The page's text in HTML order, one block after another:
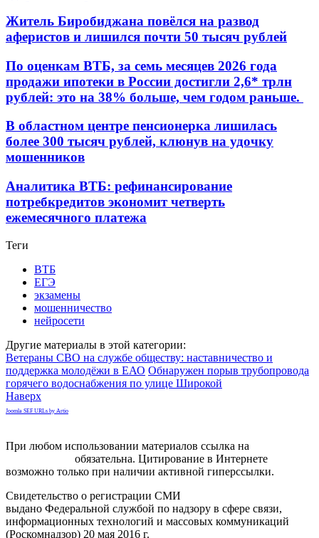
Житель Биробиджана повёлся на развод
аферистов и лишился почти 50 тысяч рублей
По оценкам ВТБ, за семь месяцев 2026 года
продажи ипотеки в России достигли 2,6* трлн
рублей: это на 38% больше, чем годом раньше.
В областном центре пенсионерка лишилась
более 300 тысяч рублей, клюнув на удочку
мошенников
Аналитика ВТБ: рефинансирование
потребкредитов экономит четверть
ежемесячного платежа
Теги
ВТБ
ЕГЭ
экзамены
мошенничество
нейросети
Другие материалы в этой категории:
Ветераны СВО на службе обществу: наставничество и
поддержка молодёжи в ЕАО Обнаружен порыв трубопровода
горячего водоснабжения по улице Широкой
Наверх
Joomla SEF URLs by Artio
При любом использовании материалов ссылка на
обязательна. Цитирование в Интернете
возможно только при наличии активной гиперссылки.
Свидетельство о регистрации СМИ
выдано Федеральной службой по надзору в сфере связи,
информационных технологий и массовых коммуникаций
(Роскомнадзор) 20 мая 2016 г.